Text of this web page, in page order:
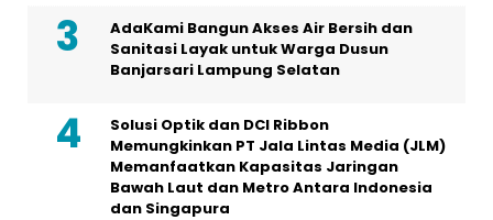
AdaKami Bangun Akses Air Bersih dan
Sanitasi Layak untuk Warga Dusun
Banjarsari Lampung Selatan
Solusi Optik dan DCI Ribbon
Memungkinkan PT Jala Lintas Media (JLM)
Memanfaatkan Kapasitas Jaringan
Bawah Laut dan Metro Antara Indonesia
dan Singapura